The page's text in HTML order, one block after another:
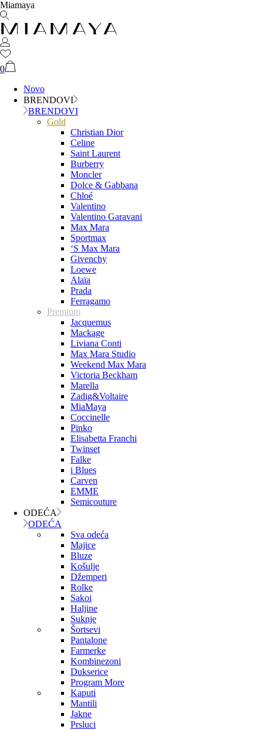
Miamaya
0
Novo
BRENDOVI
BRENDOVI
Gold
Christian Dior
Celine
Saint Laurent
Burberry
Moncler
Dolce & Gabbana
Chloé
Valentino
Valentino Garavani
Max Mara
Sportmax
‘S Max Mara
Givenchy
Loewe
Alaïa
Prada
Ferragamo
Premium
Jacquemus
Mackage
Liviana Conti
Max Mara Studio
Weekend Max Mara
Victoria Beckham
Marella
Zadig&Voltaire
MiaMaya
Coccinelle
Pinko
Elisabetta Franchi
Twinset
Falke
i Blues
Carven
EMME
Semicouture
ODEĆA
ODEĆA
Sva odeća
Majice
Bluze
Košulje
Džemperi
Rolke
Sakoi
Haljine
Suknje
Šortsevi
Pantalone
Farmerke
Kombinezoni
Dukserice
Program More
Kaputi
Mantili
Jakne
Prsluci